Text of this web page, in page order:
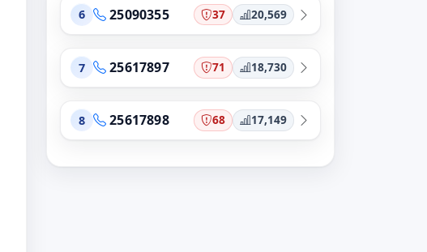
6 25090355 37 20,569
7 25617897 71 18,730
8 25617898 68 17,149